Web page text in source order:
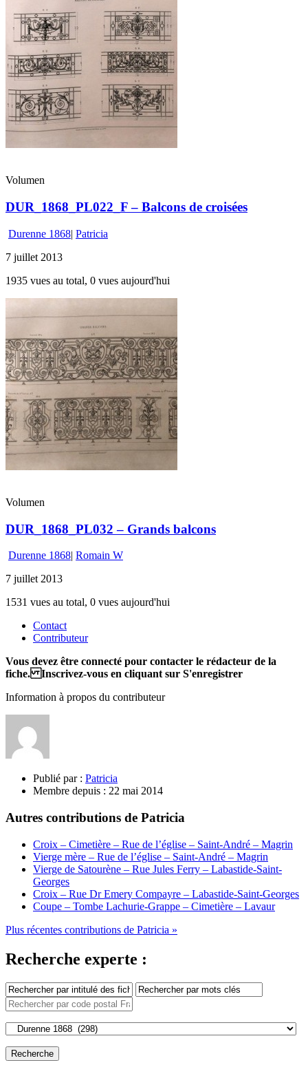
Volumen
DUR_1868_PL022_F – Balcons de croisées
Durenne 1868| Patricia
7 juillet 2013
1935 vues au total, 0 vues aujourd'hui
Volumen
DUR_1868_PL032 – Grands balcons
Durenne 1868| Romain W
7 juillet 2013
1531 vues au total, 0 vues aujourd'hui
Contact
Contributeur
Vous devez être connecté pour contacter le rédacteur de la
fiche. Inscrivez-vous en cliquant sur S'enregistrer
Information à propos du contributeur
Publié par : Patricia
Membre depuis : 22 mai 2014
Autres contributions de Patricia
Croix – Cimetière – Rue de l’église – Saint-André – Magrin
Vierge mère – Rue de l’église – Saint-André – Magrin
Vierge de Satourène – Rue Jules Ferry – Labastide-Saint-
Georges
Croix – Rue Dr Emery Compayre – Labastide-Saint-Georges
Coupe – Tombe Lachurie-Grappe – Cimetière – Lavaur
Plus récentes contributions de Patricia »
Recherche experte :